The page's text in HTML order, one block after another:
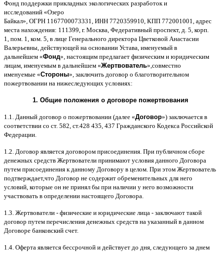
Фонд поддержки прикладных экологических разработок и
исследований «Озеро
Байкал», ОГРН 1167700073331, ИНН 7720359910, КПП 772001001, адрес
места нахождения: 111399, г. Москва Федеративный проспект, д . 5, корп
1, пом . 1, ком . 5, в лице Генерального директора Цветковой Анастасии
Валерьевны действующей на основании Устава именуемый в
дальнейшем «Фонд», настоящим предлагает физическим и юридическим
лицам именуемым в дальнейшем «Жертвователь», совместно
именуемые «Стороны», заключить договор o благотворительном
пожертвовании на нижеследующих условиях:
1. Общие положения o договоре пожертвования
1.1. Данный договор о пожертвовании (далее «Договор») заключается в
соответствии со ст. 582, ст.428 435, 437 Гражданского Кодекса Российской
Федерации
1.2. Договор является договором присоединения При публичном сборе
денежных средств Жертвователи принимают условия данного Договора
путем присоединения к данному Договору в целом При этом Жертвователь
подтверждает,что Договор не содержит обременительных для него
условий которые он не принял бы при наличии у него возможности
участвовать в определении настоящего Договора
1.3. Жертвователи - физические и юридические лица - заключают такой
договор путем перечисления денежных средств на указанный в данном
Договоре банковский счет.
1.4. Оферта является бессрочной и действует до дня следующего за днем